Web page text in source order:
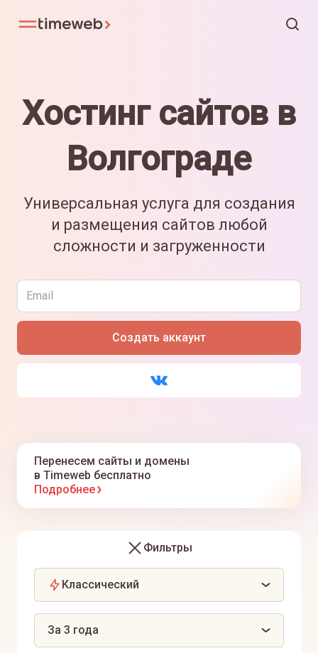
Хостинг сайтов в
Волгограде
Универсальная услуга для создания
и размещения сайтов любой
сложности и загруженности
Создать аккаунт
Я ознакомлен(а) сполитикой,офертойи даюсогласие
на обработку персональных данных
рассылок
Перенесем сайты и домены
в Timeweb бесплатно
Подробнее
Фильтры
Классический
За 3 года